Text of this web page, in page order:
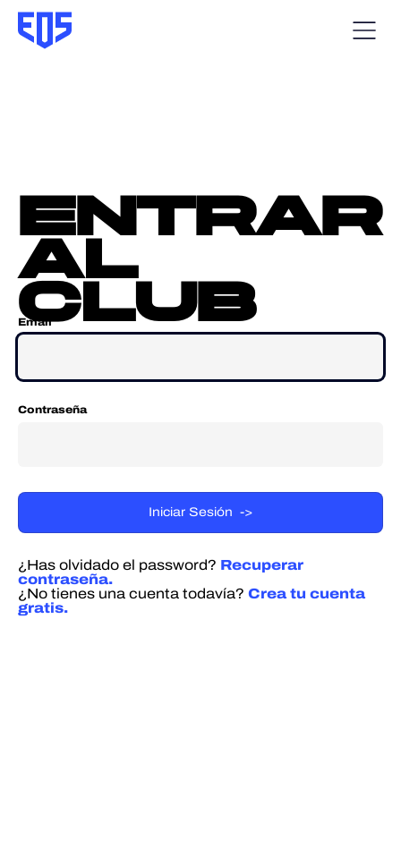
entrar
al
club
Email
Contraseña
¿Has olvidado el password? Recuperar
contraseña.
¿No tienes una cuenta todavía? Crea tu cuenta
gratis.